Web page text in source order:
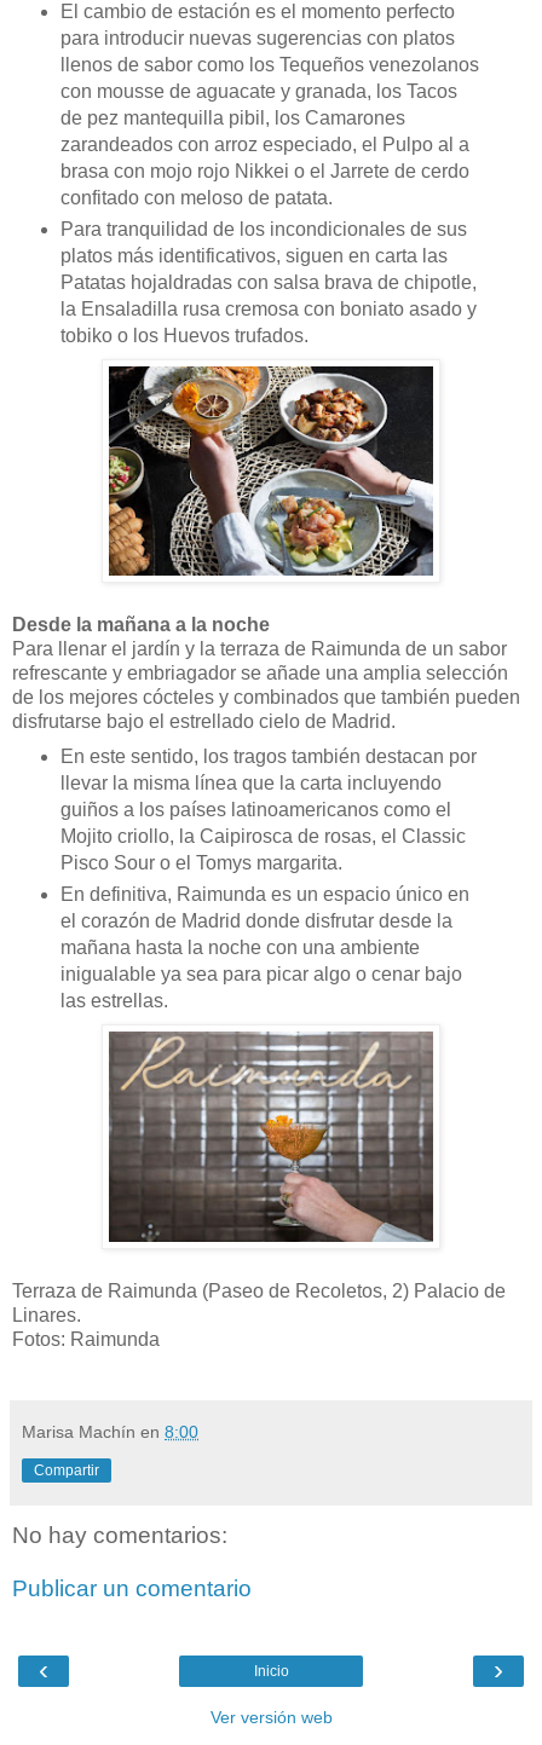
El cambio de estación es el momento perfecto
para introducir nuevas sugerencias con platos
llenos de sabor como los Tequeños venezolanos
con mousse de aguacate y granada, los Tacos
de pez mantequilla pibil, los Camarones
zarandeados con arroz especiado, el Pulpo al a
brasa con mojo rojo Nikkei o el Jarrete de cerdo
confitado con meloso de patata.
Para tranquilidad de los incondicionales de sus
platos más identificativos, siguen en carta las
Patatas hojaldradas con salsa brava de chipotle,
la Ensaladilla rusa cremosa con boniato asado y
tobiko o los Huevos trufados.
Desde la mañana a la noche
Para llenar el jardín y la terraza de Raimunda de un sabor
refrescante y embriagador se añade una amplia selección
de los mejores cócteles y combinados que también pueden
disfrutarse bajo el estrellado cielo de Madrid.
En este sentido, los tragos también destacan por
llevar la misma línea que la carta incluyendo
guiños a los países latinoamericanos como el
Mojito criollo, la Caipirosca de rosas, el Classic
Pisco Sour o el Tomys margarita.
En definitiva, Raimunda es un espacio único en
el corazón de Madrid donde disfrutar desde la
mañana hasta la noche con una ambiente
inigualable ya sea para picar algo o cenar bajo
las estrellas.
Terraza de Raimunda (Paseo de Recoletos, 2) Palacio de
Linares.
Fotos: Raimunda
Marisa Machín en 8:00
Compartir
No hay comentarios:
Publicar un comentario
‹ ›
Inicio
Ver versión web